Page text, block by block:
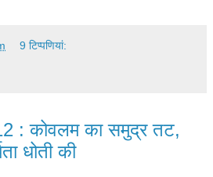
9 टिप्‍पणियां:
: कोवलम का समुद्र तट,
धोती की